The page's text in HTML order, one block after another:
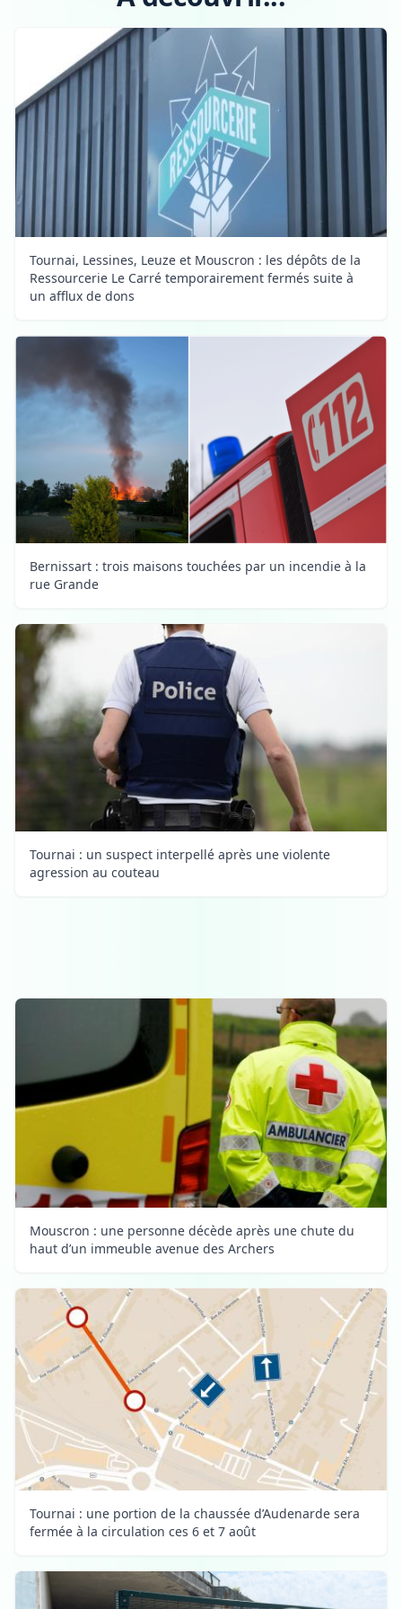
Tournai, Lessines, Leuze et Mouscron : les dépôts de la
Ressourcerie Le Carré temporairement fermés suite à
un afflux de dons
Bernissart : trois maisons touchées par un incendie à la
rue Grande
Tournai : un suspect interpellé après une violente
agression au couteau
Mouscron : une personne décède après une chute du
haut d’un immeuble avenue des Archers
Tournai : une portion de la chaussée d’Audenarde sera
fermée à la circulation ces 6 et 7 août